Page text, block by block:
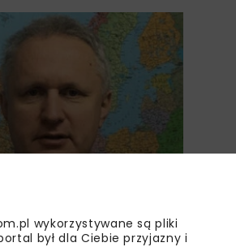
wykorzystywane są pliki
był dla Ciebie przyjazny i